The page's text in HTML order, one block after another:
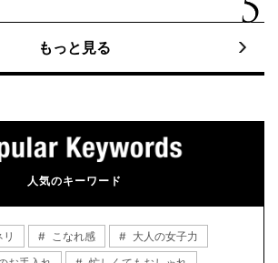
もっと見る
人気のキーワード
こなれ感
大人の女子力